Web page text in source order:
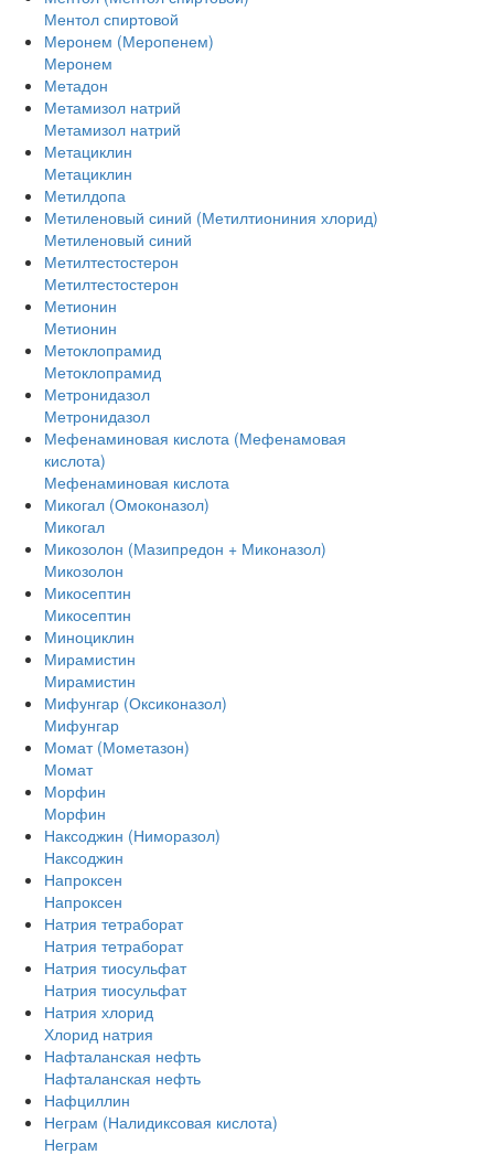
Ментол спиртовой
Меронем (Меропенем)
Меронем
Метадон
Метамизол натрий
Метамизол натрий
Метациклин
Метациклин
Метилдопа
Метиленовый синий (Метилтиониния хлорид)
Метиленовый синий
Метилтестостерон
Метилтестостерон
Метионин
Метионин
Метоклопрамид
Метоклопрамид
Метронидазол
Метронидазол
Мефенаминовая кислота (Мефенамовая
кислота)
Мефенаминовая кислота
Микогал (Омоконазол)
Микогал
Микозолон (Мазипредон + Миконазол)
Микозолон
Микосептин
Микосептин
Миноциклин
Мирамистин
Мирамистин
Мифунгар (Оксиконазол)
Мифунгар
Момат (Мометазон)
Момат
Морфин
Морфин
Наксоджин (Ниморазол)
Наксоджин
Напроксен
Напроксен
Натрия тетраборат
Натрия тетраборат
Натрия тиосульфат
Натрия тиосульфат
Натрия хлорид
Хлорид натрия
Нафталанская нефть
Нафталанская нефть
Нафциллин
Неграм (Налидиксовая кислота)
Неграм